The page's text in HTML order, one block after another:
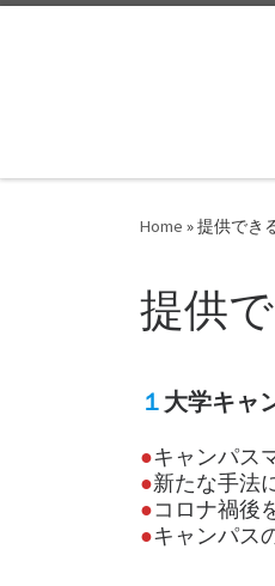
Home »提供でき
提供
１ 大学キャ
●キャンパス
●新たな手法
●コロナ禍後
●キャンパス